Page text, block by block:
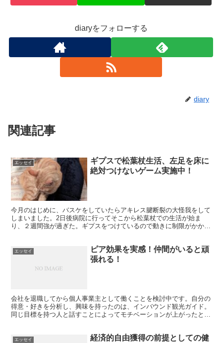
diaryをフォローする
diary
関連記事
エッセイ
ギプスで松葉杖生活、左足を床に
絶対つけないゲーム実施中！
今月のはじめに、バスケをしていたらアキレス腱断裂の大怪我をして
しまいました。2日後病院に行ってそこから松葉杖での生活が始ま
り、２週間強が過ぎた。ギプスをつけているので動きに制限がかかる
エッセイ
ピア効果を実感！仲間がいると頑
張れる！
会社を退職してから個人事業主として働くことを検討中です。自分の
得意・好きを分析し、興味を持ったのは、インバウンド観光ガイド。
同じ目標を持つ人と話すことによってモチベーションが上がったとい
エッセイ
経済的自由獲得の前提としての健